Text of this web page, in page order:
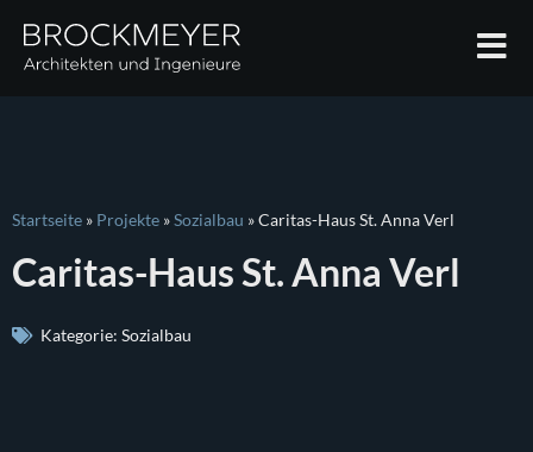
Startseite » Projekte »Sozialbau »Caritas-Haus St. Anna Verl
Caritas-Haus St. Anna Verl
Kategorie: Sozialbau